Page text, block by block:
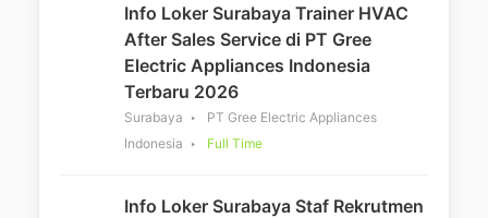
Info Loker Surabaya Trainer HVAC
After Sales Service di PT Gree
Electric Appliances Indonesia
Terbaru 2026
Surabaya
PT Gree Electric Appliances
Indonesia
Full Time
Info Loker Surabaya Staf Rekrutmen